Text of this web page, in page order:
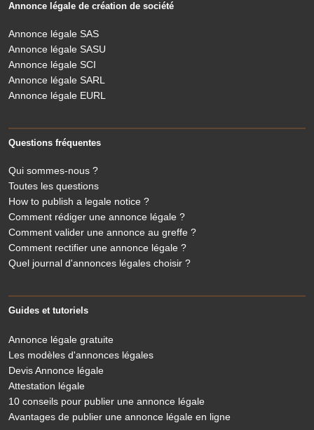
Annonce légale de création de société
Annonce légale SAS
Annonce légale SASU
Annonce légale SCI
Annonce légale SARL
Annonce légale EURL
Questions fréquentes
Qui sommes-nous ?
Toutes les questions
How to publish a legale notice ?
Comment rédiger une annonce légale ?
Comment valider une annonce au greffe ?
Comment rectifier une annonce légale ?
Quel journal d'annonces légales choisir ?
Guides et tutoriels
Annonce légale gratuite
Les modèles d'annonces légales
Devis Annonce légale
Attestation légale
10 conseils pour publier une annonce légale
Avantages de publier une annonce légale en ligne